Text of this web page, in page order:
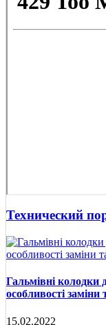
Технический
Гальмівні колодки
особливості заміни
15.02.2022